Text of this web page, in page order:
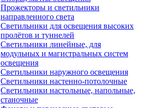
Прожекторы и светильники
направленного света
Светильники для освещения высоких
пролётов и туннелей
Светильники линейные, для
модульных и магистральных систем
освещения
Светильники наружного освещения
Светильники настенно-потолочные
Светильники настольные, напольные,
станочные